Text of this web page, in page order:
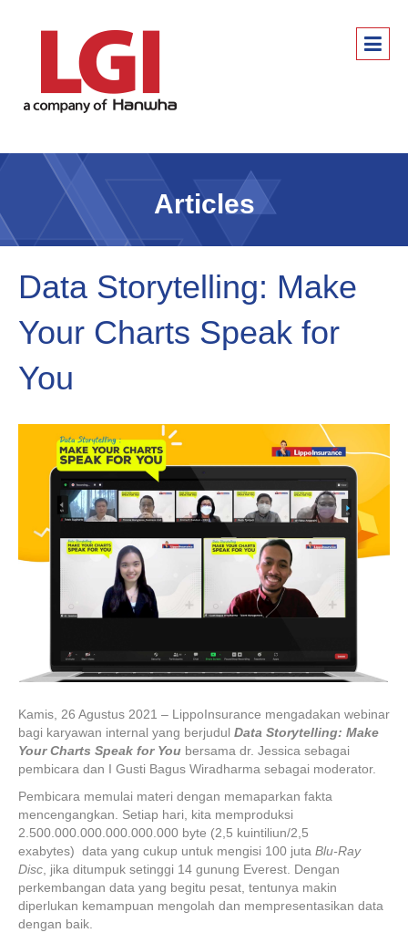
Articles
Data Storytelling: Make
Your Charts Speak for
You
Kamis, 26 Agustus 2021 – LippoInsurance mengadakan webinar
bagi karyawan internal yang berjudul Data Storytelling: Make
Your Charts Speak for You bersama dr. Jessica sebagai
pembicara dan I Gusti Bagus Wiradharma sebagai moderator.
Pembicara memulai materi dengan memaparkan fakta
mencengangkan. Setiap hari, kita memproduksi
2.500.000.000.000.000.000 byte (2,5 kuintiliun/2,5
exabytes) data yang cukup untuk mengisi 100 juta Blu-Ray
Disc , jika ditumpuk setinggi 14 gunung Everest. Dengan
perkembangan data yang begitu pesat, tentunya makin
diperlukan kemampuan mengolah dan mempresentasikan data
dengan baik.